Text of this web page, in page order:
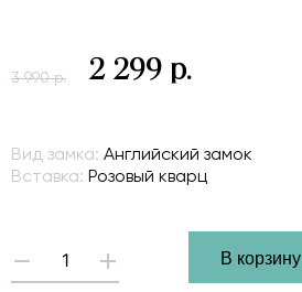
3 990 р. 2 299 р.
Вид замка: Английский замок
Вставка: Розовый кварц
- +
В корзину